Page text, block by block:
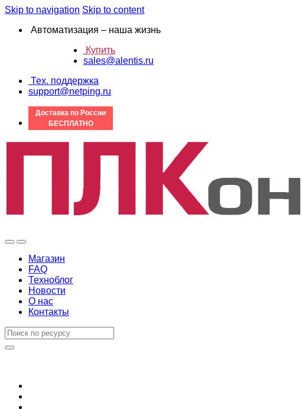
Skip to navigation Skip to content
Автоматизация – наша жизнь
Купить
sales@alentis.ru
Тех. поддержка
support@netping.ru
Доставка по России
БЕСПЛАТНО
Магазин
FAQ
Техноблог
Новости
О нас
Контакты